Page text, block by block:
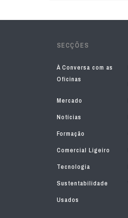
SECÇÕES
À Conversa com as
Oficinas
Mercado
Notícias
Formação
Comercial Ligeiro
Tecnologia
Sustentabilidade
Usados